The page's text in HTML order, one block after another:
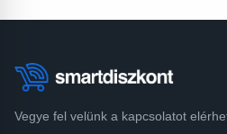
Vegye fel velünk a kapcsolatot